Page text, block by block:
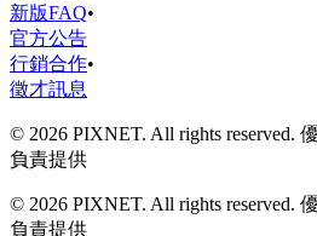
新版FAQ•
官方公告
行銷合作•
徵才訊息
© 2026 PIXNET. All rights reserved.
負責提供
© 2026 PIXNET. All rights reserved.
負責提供